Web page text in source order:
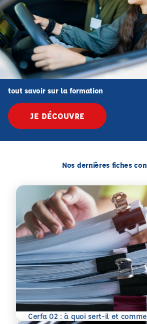
tout savoir sur la formation
JE DÉCOUVRE
Nos dernières fiches
Cerfa 02 : à quoi sert-il et
En savoir plus